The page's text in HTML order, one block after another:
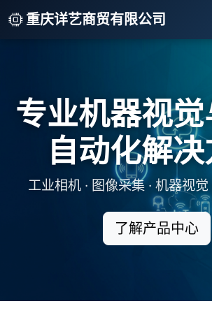
重庆详艺商贸有限公司
专业机器视
自动化解
工业相机 · 图像采集 · 机器视觉
了解产品中心